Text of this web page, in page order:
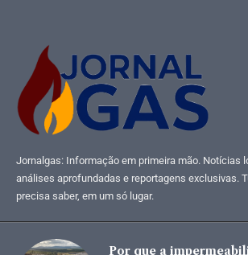
Jornalgas: Informação em primeira mão. Notícias
análises aprofundadas e reportagens exclusivas.
precisa saber, em um só lugar.
Por que a